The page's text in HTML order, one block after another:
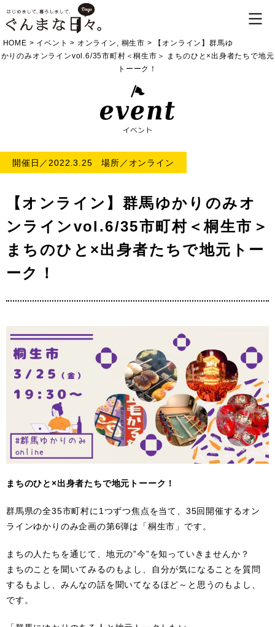
HOME > イベント > オンライン , 桐生市 >
【オンライン】群馬ゆ
かりのみオンラインvol.6/35市町村＜桐生市＞ まちのひと×出身者たちで地元
トーーク！
開催日／2022.3.25 場所／オンライン
【オンライン】群馬ゆかりのみオ
ンラインvol.6/35市町村＜桐生市＞
まちのひと×出身者たちで地元トー
ーク！
まちのひと×出身者たちで地元トーーク！
群馬県の全35市町村に1つずつ焦点を当て、35回開催するオン
ラインゆかりのみ企画の第6弾は「桐生市」です。
まちの人たちを通じて、地元の”今”を知っていきませんか？
まちのことを聞いてみるのもよし、自分が気になることを質問
するもよし、みんなの話を聞いてなるほど～と思うのもよし、
です。